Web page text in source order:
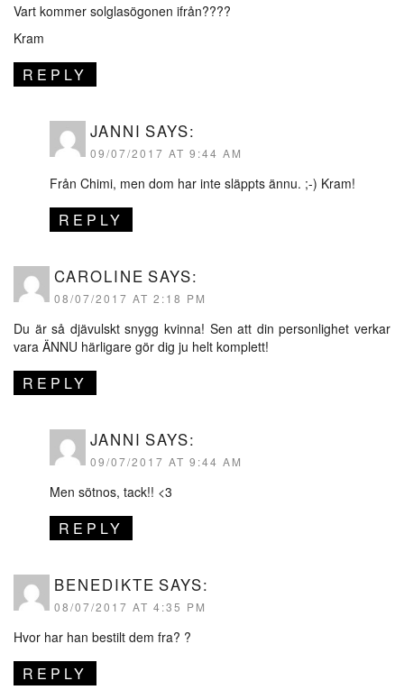
Vart kommer solglasögonen ifrån????
Kram
REPLY
JANNI SAYS:
09/07/2017 AT 9:44 AM
Från Chimi, men dom har inte släppts ännu. ;-) Kram!
REPLY
CAROLINE SAYS:
08/07/2017 AT 2:18 PM
Du är så djävulskt snygg kvinna! Sen att din personlighet verkar
vara ÄNNU härligare gör dig ju helt komplett!
REPLY
JANNI SAYS:
09/07/2017 AT 9:44 AM
Men sötnos, tack!! <3
REPLY
BENEDIKTE SAYS:
08/07/2017 AT 4:35 PM
Hvor har han bestilt dem fra? ?
REPLY